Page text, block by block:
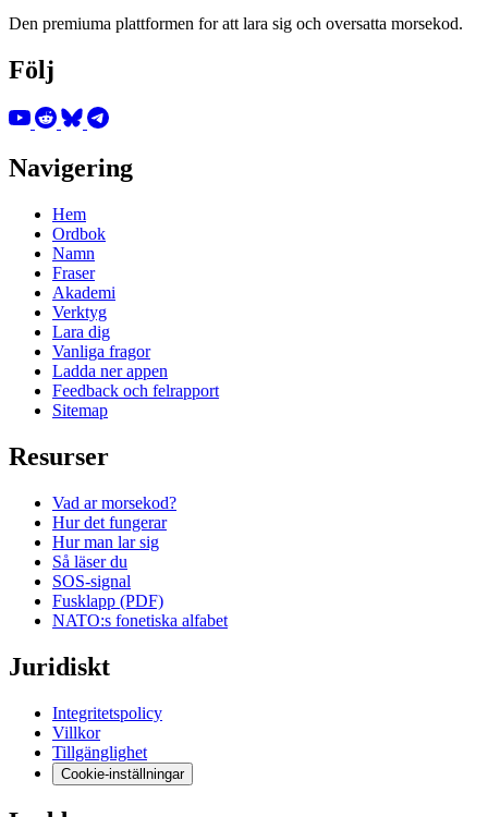
Den premiuma plattformen for att lara sig och oversatta morsekod.
Följ
Navigering
Hem
Ordbok
Namn
Fraser
Akademi
Verktyg
Lara dig
Vanliga fragor
Ladda ner appen
Feedback och felrapport
Sitemap
Resurser
Vad ar morsekod?
Hur det fungerar
Hur man lar sig
Så läser du
SOS-signal
Fusklapp (PDF)
NATO:s fonetiska alfabet
Juridiskt
Integritetspolicy
Villkor
Tillgänglighet
Cookie-inställningar